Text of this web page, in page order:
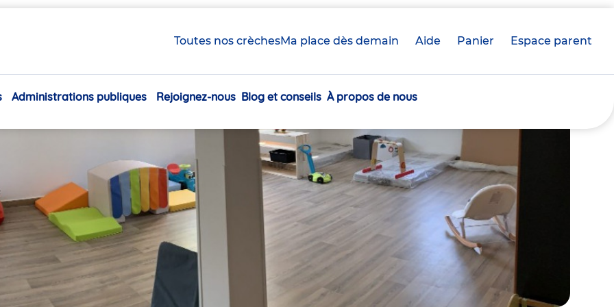
Toutes nos crèchesMa place dès demain Aide Panier crèche(s)
Espace parent
Navigation
Administrations publiques Rejoignez-nous Blog et conseils À propos de nous